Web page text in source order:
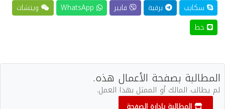
سكايب
برقية فايبر
ويتشات
خط
المطالبة بصفحة الأعمال هذه.
لم يطالب المالك أو الممثل بهذا العمل.